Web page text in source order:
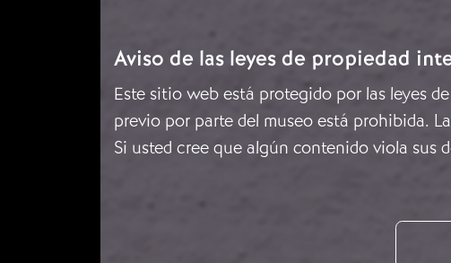
Aviso de las leyes de propiedad
Este sitio web está protegido por las leyes
previo por parte del museo está prohibida.
Si usted cree que algún contenido viola sus